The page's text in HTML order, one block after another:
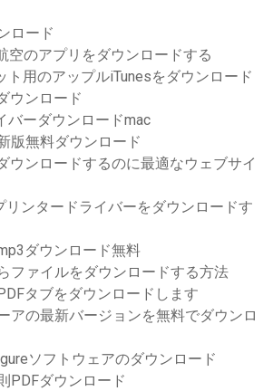
ロード
空のアプリをダウンロードする
ト用のアップルiTunesをダウンロード
ウンロード
バーダウンロードmac
版無料ダウンロード
ウンロードするのに最適なウェブサイ
リンタードライバーをダウンロードす
ダウンロード無料
ファイルをダウンロードする方法
タブをダウンロードします
アの最新バージョンを無料でダウンロ
ソフトウェアのダウンロード
PDFダウンロード